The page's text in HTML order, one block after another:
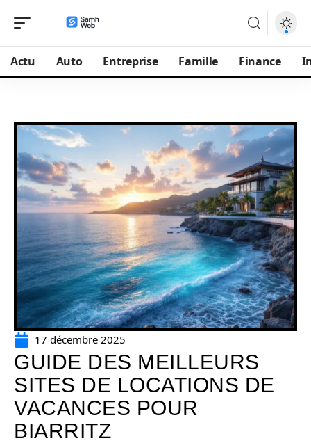
Actu Auto Entreprise Famille Finance
17 décembre 2025
GUIDE DES MEILLEURS
SITES DE LOCATIONS DE
VACANCES POUR
BIARRITZ